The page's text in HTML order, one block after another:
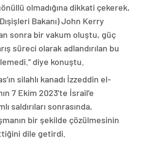
olmadığına dikkati çekerek,
Bakanı) John Kerry
sonra bir vakum oluştu, güç
süreci olarak adlandırılan bu
diye konuştu.
silahlı kanadı İzzeddin el-
7 Ekim 2023’te İsrail’e
saldırıları sonrasında,
bir şekilde çözülmesinin
dile getirdi.